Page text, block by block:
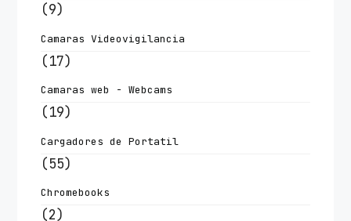
(9)
Camaras Videovigilancia
(17)
Camaras web - Webcams
(19)
Cargadores de Portatil
(55)
Chromebooks
(2)